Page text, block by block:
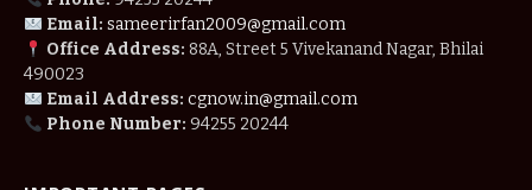
Email: sameerirfan2009@gmail.com
Office Address: 88A, Street 5 Vivekanand Nagar, Bhilai
490023
Email Address: cgnow.in@gmail.com
Phone Number: 94255 20244